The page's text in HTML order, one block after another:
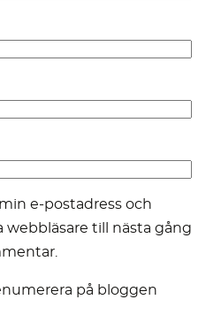
e-postadress och
webbläsare till nästa gång
på bloggen